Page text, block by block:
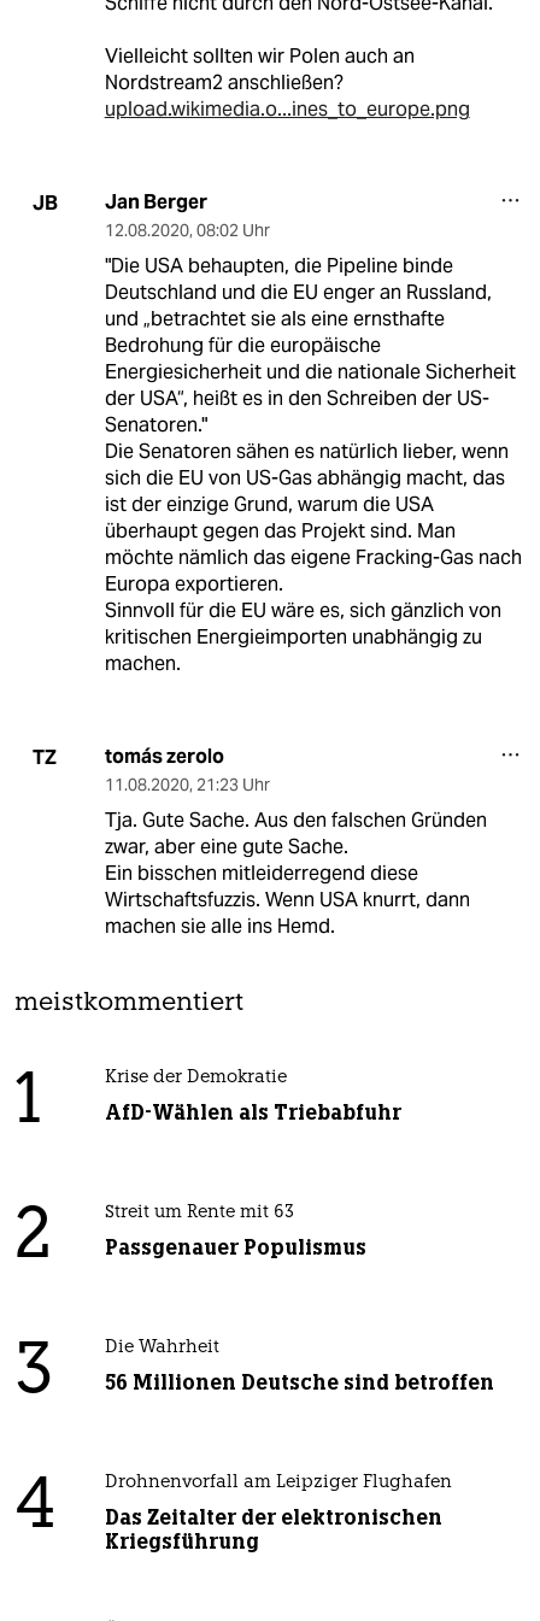
Vielleicht sollten wir Polen auch an
Nordstream2 anschließen?
upload.wikimedia.o...ines_to_europe.png
JB Jan Berger
12.08.2020, 08:02 Uhr
"Die USA behaupten, die Pipeline binde
Deutschland und die EU enger an Russland,
und „betrachtet sie als eine ernsthafte
Bedrohung für die europäische
Energiesicherheit und die nationale Sicherheit
der USA“, heißt es in den Schreiben der US-
Senatoren."
Die Senatoren sähen es natürlich lieber, wenn
sich die EU von US-Gas abhängig macht, das
ist der einzige Grund, warum die USA
überhaupt gegen das Projekt sind. Man
möchte nämlich das eigene Fracking-Gas nach
Europa exportieren.
Sinnvoll für die EU wäre es, sich gänzlich von
kritischen Energieimporten unabhängig zu
machen.
TZ tomás zerolo
11.08.2020, 21:23 Uhr
Tja. Gute Sache. Aus den falschen Gründen
zwar, aber eine gute Sache.
Ein bisschen mitleiderregend diese
Wirtschaftsfuzzis. Wenn USA knurrt, dann
machen sie alle ins Hemd.
meistkommentiert
1 Krise der Demokratie
AfD-Wählen als Triebabfuhr
2 Streit um Rente mit 63
Passgenauer Populismus
3 Die Wahrheit
56 Millionen Deutsche sind betroffen
4 Drohnenvorfall am Leipziger Flughafen
Das Zeitalter der elektronischen
Kriegsführung